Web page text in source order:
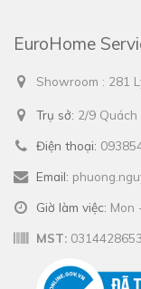
EuroHome
Showroom : 281
Trụ sở: 2/9 Quách
Điện thoại:
Email:
Giờ làm việc: Mon
MST: 0314428653